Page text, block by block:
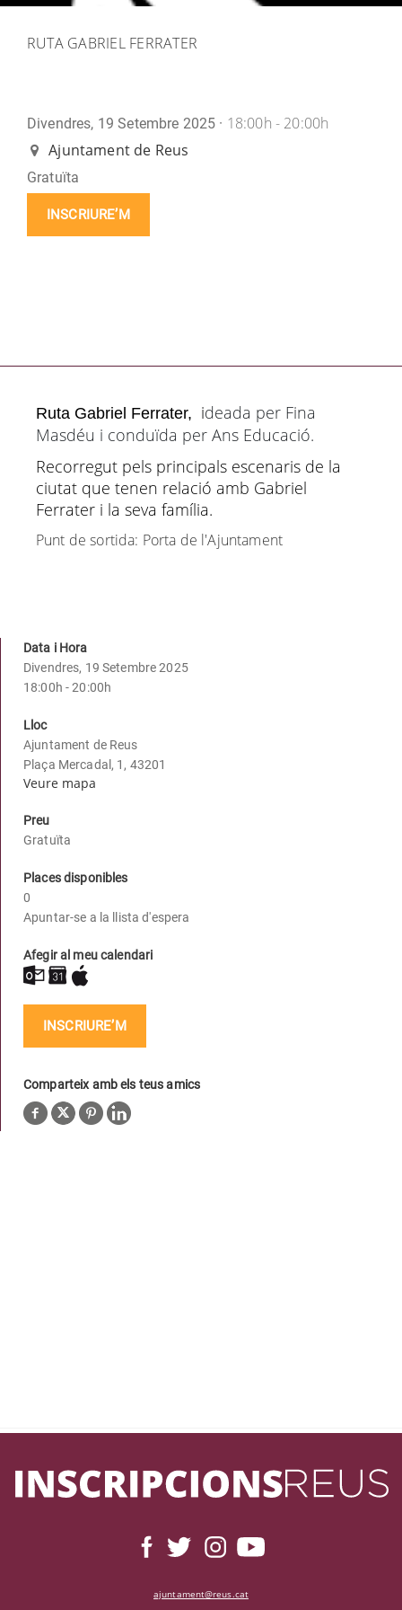
RUTA GABRIEL FERRATER
Divendres, 19 Setembre 2025 · 18:00h - 20:00h
Ajuntament de Reus
Gratuïta
INSCRIURE’M
Ruta Gabriel Ferrater, ideada per Fina
Masdéu i conduïda per Ans Educació.
Recorregut pels principals escenaris de la
ciutat que tenen relació amb Gabriel
Ferrater i la seva família.
Punt de sortida: Porta de l'Ajuntament
Data i Hora
Divendres, 19 Setembre 2025
18:00h - 20:00h
Lloc
Ajuntament de Reus
Plaça Mercadal, 1, 43201
Veure mapa
Preu
Gratuïta
Places disponibles
0
Apuntar-se a la llista d'espera
Afegir al meu calendari
INSCRIURE’M
Comparteix amb els teus amics
ajuntament@reus.cat